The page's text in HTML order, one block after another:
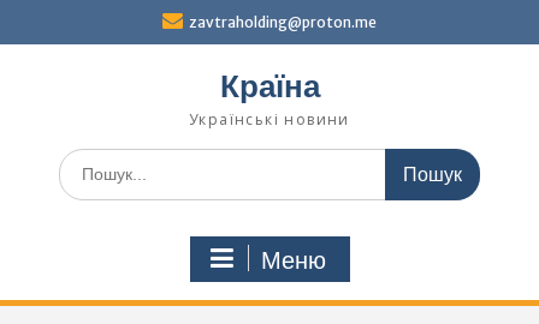
zavtraholding@proton.me
Країна
Українські новини
Шукати:
Меню